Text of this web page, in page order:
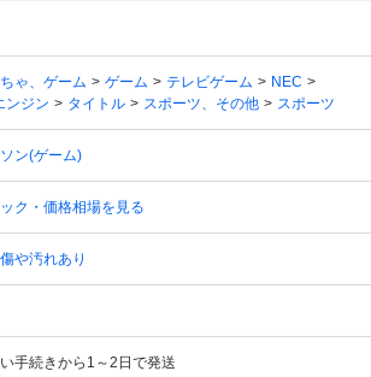
ゃ、ゲーム ゲーム テレビゲーム
NEC
ンジン
タイトル スポーツ、その他 スポーツ
ン(ゲーム)
ク・価格相場を見る
や汚れあり
手続きから1～2日で発送